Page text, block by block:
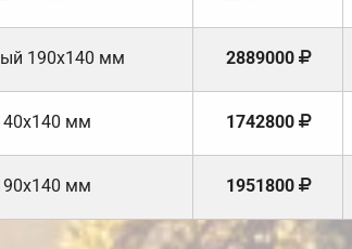
190х140 мм 2889000
мм 1742800
мм 1951800